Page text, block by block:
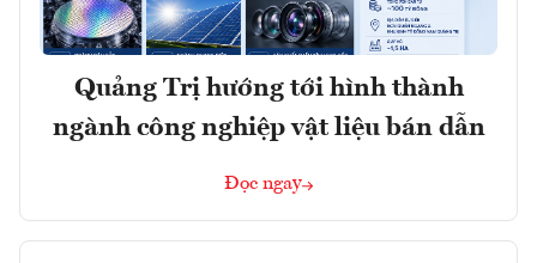
Quảng Trị hướng tới hình thành
ngành công nghiệp vật liệu bán dẫn
Đọc ngay